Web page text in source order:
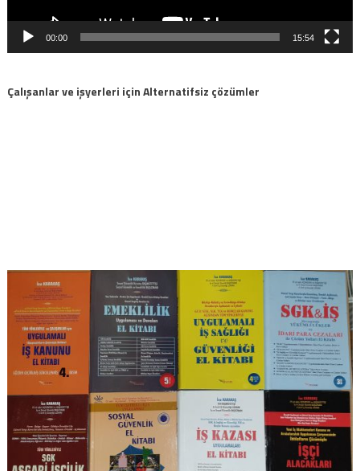
00:00 15:54
Çalışanlar ve işyerleri için Alternatifsiz çözümler